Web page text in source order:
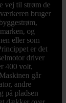
vej til strøm de
bruger
og
eller som
er det
driver
400 volt,
går
andre
på pladsen